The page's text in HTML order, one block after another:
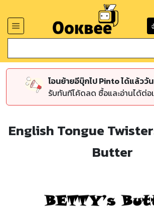
โอนย้ายอีบุ๊กไป Pinto ได้แล้ววั
รับทันทีโค้ดลด ซื้อและอ่านได้ต่อ
English Tongue
Butter